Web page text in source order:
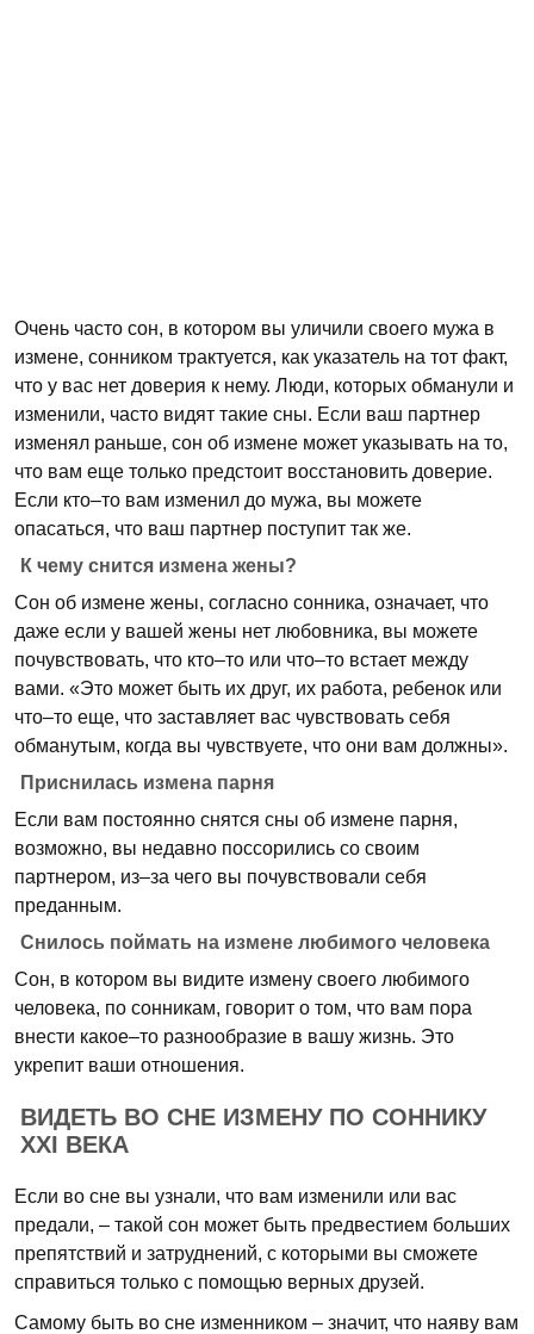
Очень часто сон, в котором вы уличили своего мужа в
измене, сонником трактуется, как указатель на тот факт,
что у вас нет доверия к нему. Люди, которых обманули и
изменили, часто видят такие сны. Если ваш партнер
изменял раньше, сон об измене может указывать на то,
что вам еще только предстоит восстановить доверие.
Если кто–то вам изменил до мужа, вы можете
опасаться, что ваш партнер поступит так же.
К чему снится измена жены?
Сон об измене жены, согласно сонника, означает, что
даже если у вашей жены нет любовника, вы можете
почувствовать, что кто–то или что–то встает между
вами. «Это может быть их друг, их работа, ребенок или
что–то еще, что заставляет вас чувствовать себя
обманутым, когда вы чувствуете, что они вам должны».
Приснилась измена парня
Если вам постоянно снятся сны об измене парня,
возможно, вы недавно поссорились со своим
партнером, из–за чего вы почувствовали себя
преданным.
Снилось поймать на измене любимого человека
Сон, в котором вы видите измену своего любимого
человека, по сонникам, говорит о том, что вам пора
внести какое–то разнообразие в вашу жизнь. Это
укрепит ваши отношения.
ВИДЕТЬ ВО СНЕ ИЗМЕНУ ПО СОННИКУ
XXI ВЕКА
Если во сне вы узнали, что вам изменили или вас
предали, – такой сон может быть предвестием больших
препятствий и затруднений, с которыми вы сможете
справиться только с помощью верных друзей.
Самому быть во сне изменником – значит, что наяву вам